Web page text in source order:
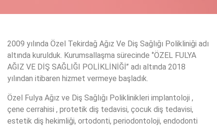
2009 yılında Özel Tekirdağ Ağız Ve Diş Sağlığı Polikliniği adı
altında kurulduk. Kurumsallaşma sürecinde ‘’ÖZEL FULYA
AĞIZ VE DİŞ SAĞLIĞI POLİKLİNİĞİ’’ adı altında 2018
yılından itibaren hizmet vermeye başladık.
Özel Fulya Ağız ve Diş Sağlığı Poliklinikleri implantoloji ,
çene cerrahisi , protetik diş tedavisi, çocuk diş tedavisi,
estetik diş hekimliği, ortodonti, periodontoloji, endodonti